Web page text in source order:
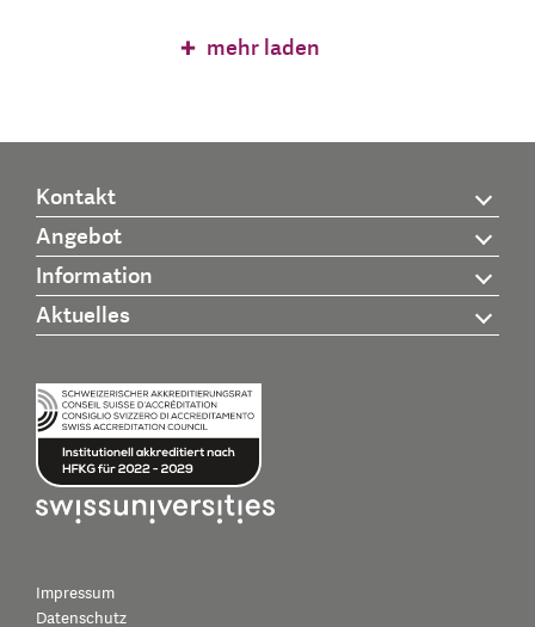
mehr laden
Kontakt
Angebot
Information
Aktuelles
Impressum
Datenschutz